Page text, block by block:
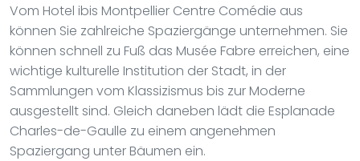
Vom Hotel ibis Montpellier Centre Comédie aus
können Sie zahlreiche Spaziergänge unternehmen. Sie
können schnell zu Fuß das Musée Fabre erreichen, eine
wichtige kulturelle Institution der Stadt, in der
Sammlungen vom Klassizismus bis zur Moderne
ausgestellt sind. Gleich daneben lädt die Esplanade
Charles-de-Gaulle zu einem angenehmen
Spaziergang unter Bäumen ein.